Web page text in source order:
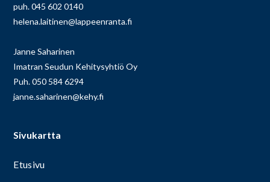
puh. 045 602 0140
helena.laitinen@lappeenranta.fi
Janne Saharinen
Imatran Seudun Kehitysyhtiö Oy
Puh. 050 584 6294
janne.saharinen@kehy.fi
Sivukartta
Etusivu